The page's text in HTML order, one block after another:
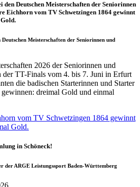
Deutschen Meisterschaften der Seniorinnen
Eichhorn vom TV Schwetzingen 1864 gewinnt
Meisterschaften der Seniorinnen und
2026 der Seniorinnen und
der TT-Finals vom 4. bis 7. Juni in Erfurt
die badischen Starterinnen und Starter
dreimal Gold und einmal
vom TV Schwetzingen 1864 gewinnt
Gold.
in Schöneck!
der ARGE Leistungssport Baden-Württemberg